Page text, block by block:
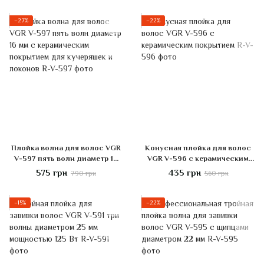
−27%
Плойка волна для волос VGR
V-597 пять волн диаметр 16
мм с керамическим
покрытием для кучеряшек и
575 грн 790 грн
−22%
Конусная плойка для волос
VGR V-596 с керамическим
покрытием
435 грн 560 грн
−15% −22%